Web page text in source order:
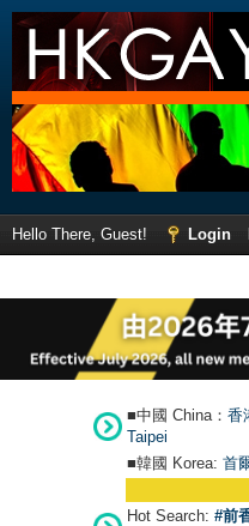
Hello There, Guest! Login
■中國 China： 香
Taipei
■韓國 Korea: 首
Hot Search: #前